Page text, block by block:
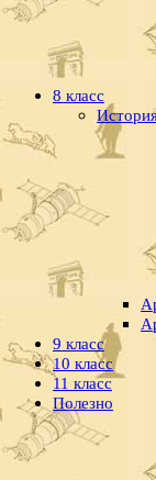
8 класс
9 класс
10 класс
11 класс
Полезно